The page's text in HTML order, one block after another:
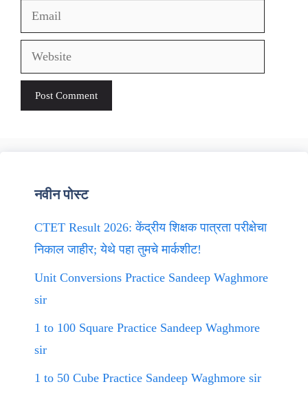
Email
Website
नवीन पोस्ट
CTET Result 2026: केंद्रीय शिक्षक पात्रता परीक्षेचा
निकाल जाहीर; येथे पहा तुमचे मार्कशीट!
Unit Conversions Practice Sandeep Waghmore
sir
1 to 100 Square Practice Sandeep Waghmore
sir
1 to 50 Cube Practice Sandeep Waghmore sir